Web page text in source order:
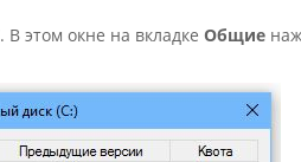
. В этом окне на вкладке Общие